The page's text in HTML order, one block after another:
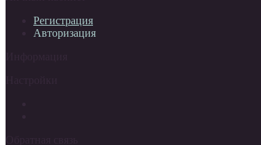
Регистрация
Авторизация